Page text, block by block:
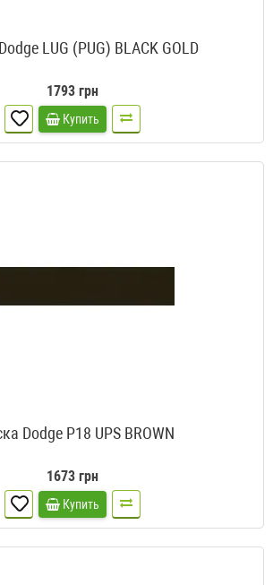
LUG (PUG) BLACK GOLD
1793 грн
Купить
Dodge P18 UPS BROWN
1673 грн
Купить